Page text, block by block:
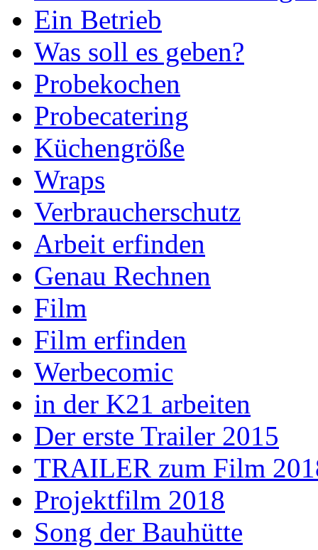
Ein Betrieb
Was soll es geben?
Probekochen
Probecatering
Küchengröße
Wraps
Verbraucherschutz
Arbeit erfinden
Genau Rechnen
Film
Film erfinden
Werbecomic
in der K21 arbeiten
Der erste Trailer 2015
TRAILER zum Film
Projektfilm 2018
Song der Bauhütte